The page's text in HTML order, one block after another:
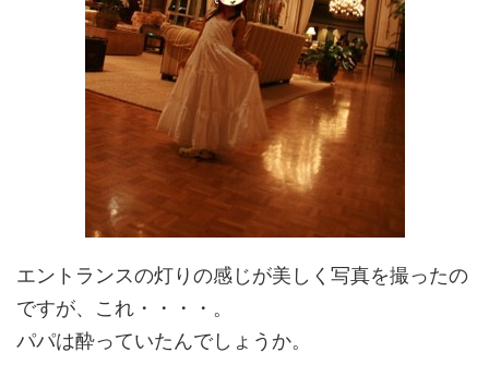
エントランスの灯りの感じが美しく写真を撮ったの
ですが、これ・・・・。
パパは酔っていたんでしょうか。